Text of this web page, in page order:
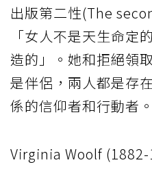
出版第二性(The
「女人不是天生命定
造的」。她和拒絕領
是伴侶，兩人都是存
係的信仰者和行動者。
Virginia Woolf